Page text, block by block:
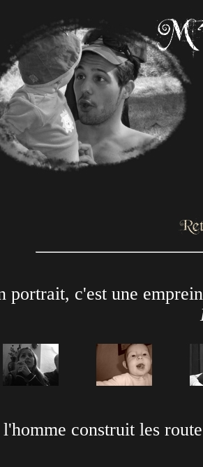
portrait, c'est une
l'homme construit les